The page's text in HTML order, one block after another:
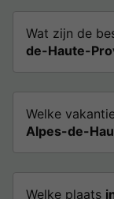
Wat zijn de
de-Haute-
Welke
Alpes-de-
Welke plaats